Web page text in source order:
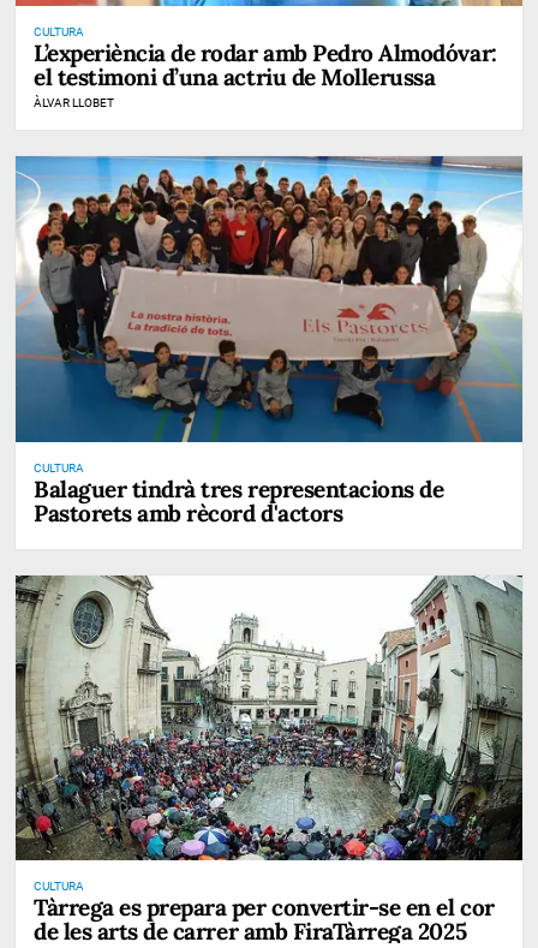
CULTURA
L’experiència de rodar amb Pedro Almodóvar:
el testimoni d’una actriu de Mollerussa
ÀLVAR LLOBET
CULTURA
Balaguer tindrà tres representacions de
Pastorets amb rècord d'actors
CULTURA
Tàrrega es prepara per convertir-se en el cor
de les arts de carrer amb FiraTàrrega 2025